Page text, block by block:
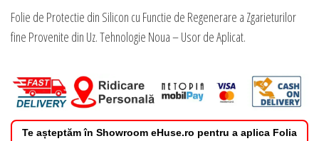
Folie de Protectie din Silicon cu Functie de Regenerare a Zgarieturilor
fine Provenite din Uz. Tehnologie Noua – Usor de Aplicat.
Te așteptăm în Showroom eHuse.ro pentru a aplica Folia